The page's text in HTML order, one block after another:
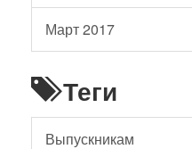
Март 2017
Теги
Выпускникам